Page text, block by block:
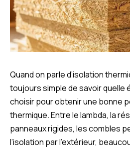
Quand on parle d’isolation
toujours simple de savoir quelle
choisir pour obtenir une bonne
thermique. Entre le lambda, la
panneaux rigides, les combles
l’isolation par l’extérieur,